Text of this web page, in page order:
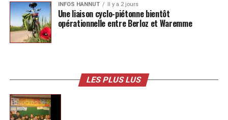
INFOS HANNUT Il y a 2 jours
Une liaison cyclo-piétonne bientôt
opérationnelle entre Berloz et Waremme
LES PLUS LUS